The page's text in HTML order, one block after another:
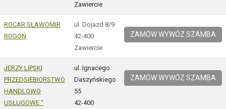
Zawiercie
ROCAR SŁAWOMIR
ROGOŃ
ul. Dojazd 8/9
42-400
Zawiercie
ZAMÓW WYWÓZ SZAMBA
JERZY LIPSKI
PRZEDSIĘBIORSTWO
HANDLOWO
USŁUGOWE "
ul. Ignacego
Daszyńskiego
55
42-400
ZAMÓW WYWÓZ SZAMBA